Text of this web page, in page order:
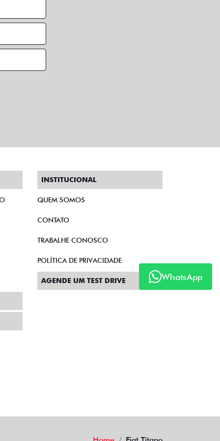
WhatsApp
INSTITUCIONAL
QUEM SOMOS
CONTATO
TRABALHE CONOSCO
POLÍTICA DE PRIVACIDADE
AGENDE UM TEST DRIVE